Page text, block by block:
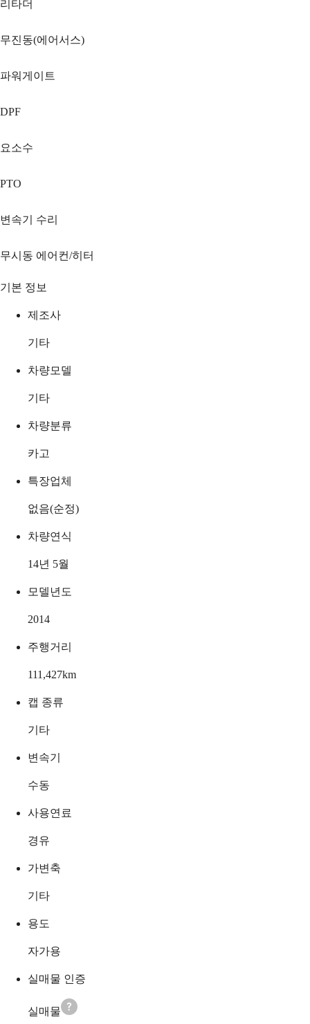
리타더
무진동(에어서스)
파워게이트
DPF
요소수
PTO
변속기 수리
무시동 에어컨/히터
기본 정보
제조사
기타
차량모델
기타
차량분류
카고
특장업체
없음(순정)
차량연식
14년 5월
모델년도
2014
주행거리
111,427km
캡 종류
기타
변속기
수동
사용연료
경유
가변축
기타
용도
자가용
실매물 인증
실매물